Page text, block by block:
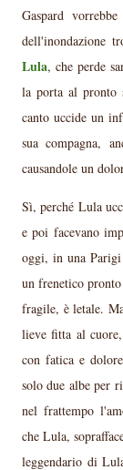
Gaspard
dell'inondazione
Lula, che perde
la porta al pronto
canto uccide un
sua compagna,
causandole un
Sì, perché Lula
e poi facevano
oggi, in una
un frenetico
fragile, è letale.
lieve fitta al
con fatica e
solo due albe per
nel frattempo
che Lula,
leggendario di